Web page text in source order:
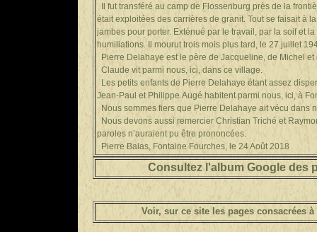
Il fut transféré au camp de Flossenburg près de la
était exploitées des carrières de granit. Tout se faisait à
jambes pour porter. Exténué par le travail, par la soif et
humiliations. Il mourut trois mois plus tard, le 27 juillet
Pierre Delahaye est le père de Jacqueline, de Michel
Claude vit parmi nous, ici, dans ce village.
Les petits enfants de Pierre Delahaye étant assez
Jean-Paul et Philippe Augé habitent parmi nous, ici, à
Nous sommes fiers que Pierre Delahaye ait vécu dans
Nous devons aussi remercier Christian Triché et
paroles n’auraient pu être prononcées.
Pierre Balas, Fontaine Fourches, le 24 Août 2018
Consultez l'album Google des
Voir, sur ce site les pages consacrées